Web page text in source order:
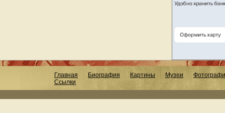
Главная Биография Картины Музеи
Ссылки